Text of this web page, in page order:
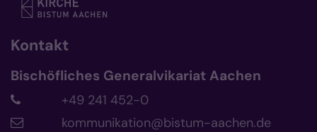
Kontakt
Bischöfliches Generalvikariat Aachen
+49 241 452-0
kommunikation@bistum-aachen.de